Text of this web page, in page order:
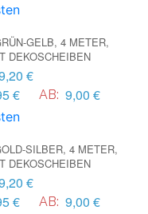
GELB, 4 METER,
DEKOSCHEIBEN
€
€ AB: 9,00 €
SILBER, 4 METER,
DEKOSCHEIBEN
€
€ AB: 9,00 €